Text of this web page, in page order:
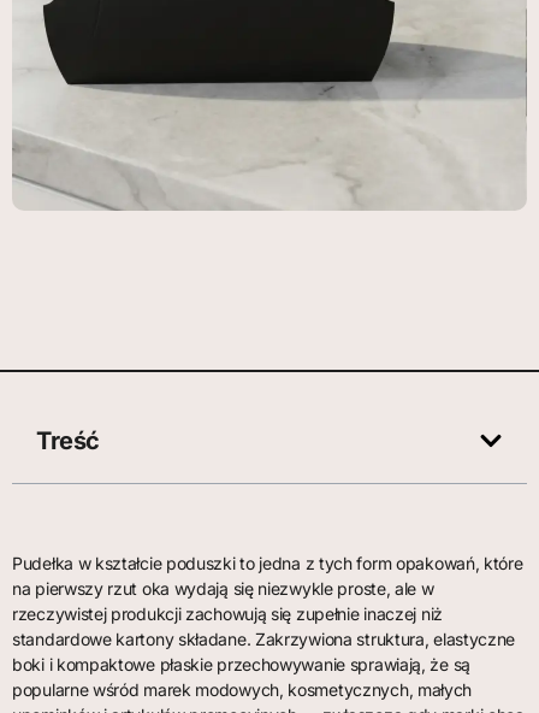
Treść
Pudełka w kształcie poduszki to jedna z tych form opakowań, które
na pierwszy rzut oka wydają się niezwykle proste, ale w
rzeczywistej produkcji zachowują się zupełnie inaczej niż
standardowe kartony składane. Zakrzywiona struktura, elastyczne
boki i kompaktowe płaskie przechowywanie sprawiają, że są
popularne wśród marek modowych, kosmetycznych, małych